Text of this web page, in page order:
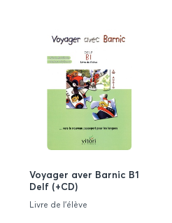
Voyager aver Barnic B1
Delf (+CD)
Livre de l'élève